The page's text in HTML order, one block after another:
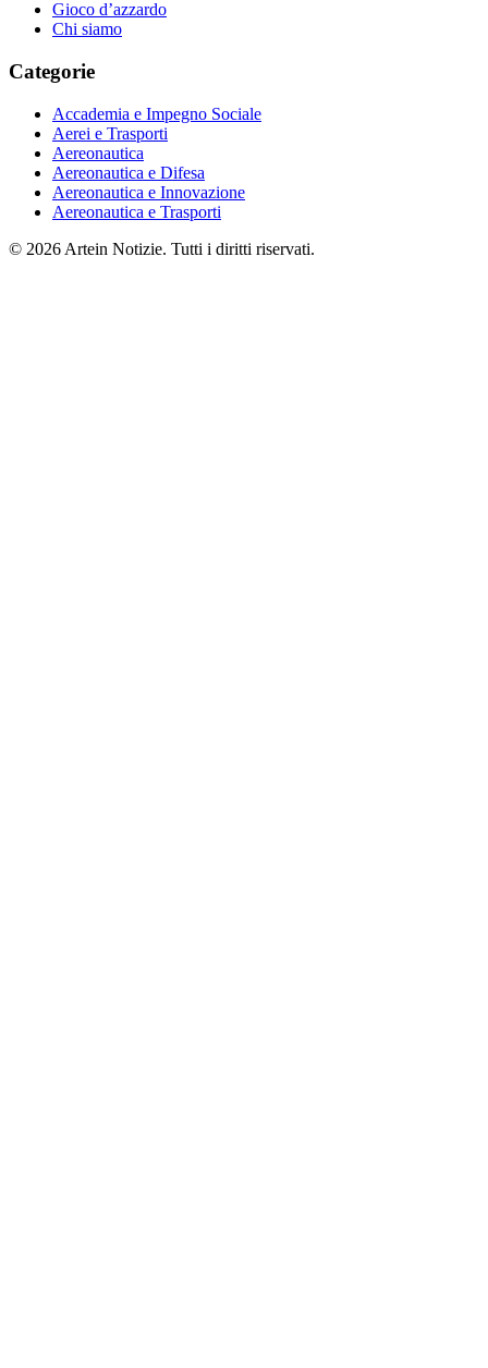
Gioco d’azzardo
Chi siamo
Categorie
Accademia e Impegno Sociale
Aerei e Trasporti
Aereonautica
Aereonautica e Difesa
Aereonautica e Innovazione
Aereonautica e Trasporti
© 2026 Artein Notizie. Tutti i diritti riservati.